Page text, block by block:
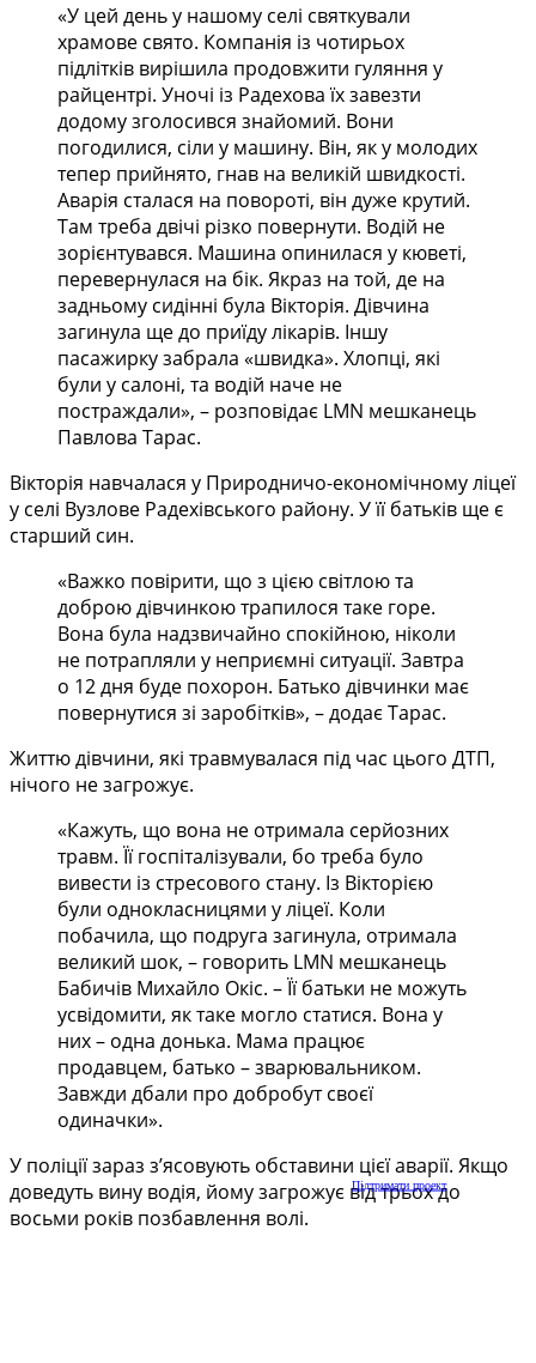
Підтримати проект
«У цей день у нашому селі святкували
храмове свято. Компанія із чотирьох
підлітків вирішила продовжити гуляння у
райцентрі. Уночі із Радехова їх завезти
додому зголосився знайомий. Вони
погодилися, сіли у машину. Він, як у молодих
тепер прийнято, гнав на великій швидкості.
Аварія сталася на повороті, він дуже крутий.
Там треба двічі різко повернути. Водій не
зорієнтувався. Машина опинилася у кюветі,
перевернулася на бік. Якраз на той, де на
задньому сидінні була Вікторія. Дівчина
загинула ще до приїду лікарів. Іншу
пасажирку забрала «швидка». Хлопці, які
були у салоні, та водій наче не
постраждали», – розповідає LMN мешканець
Павлова Тарас.
Вікторія навчалася у Природничо-економічному ліцеї
у селі Вузлове Радехівського району. У її батьків ще є
старший син.
«Важко повірити, що з цією світлою та
доброю дівчинкою трапилося таке горе.
Вона була надзвичайно спокійною, ніколи
не потрапляли у неприємні ситуації. Завтра
о 12 дня буде похорон. Батько дівчинки має
повернутися зі заробітків», – додає Тарас.
Життю дівчини, які травмувалася під час цього ДТП,
нічого не загрожує.
«Кажуть, що вона не отримала серйозних
травм. Її госпіталізували, бо треба було
вивести із стресового стану. Із Вікторією
були однокласницями у ліцеї. Коли
побачила, що подруга загинула, отримала
великий шок, – говорить LMN мешканець
Бабичів Михайло Окіс. – Її батьки не можуть
усвідомити, як таке могло статися. Вона у
них – одна донька. Мама працює
продавцем, батько – зварювальником.
Завжди дбали про добробут своєї
одиначки».
У поліції зараз з’ясовують обставини цієї аварії. Якщо
доведуть вину водія, йому загрожує від трьох до
восьми років позбавлення волі.